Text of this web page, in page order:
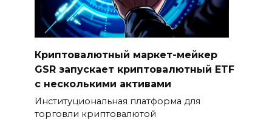
Криптовалютный маркет-мейкер
GSR запускает криптовалютный ETF
с несколькими активами
Институциональная платформа для
торговли криптовалютой